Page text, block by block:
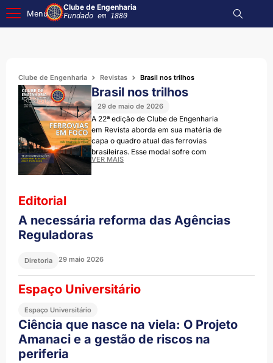
Menu
Clube de Engenharia
Fundado em 1880
Clube de Engenharia Revistas Brasil nos trilhos
Brasil nos trilhos
29 de maio de 2026
A 22ª edição de Clube de Engenharia
em Revista aborda em sua matéria de
capa o quadro atual das ferrovias
brasileiras. Esse modal sofre com
erros cometidos no passado e as
e evitá-los é o conselho dado pelo
engenheiro Paulo Augusto Vivacqua,
cujo perfil também está nesta
contribuições feitas ao país, sobretudo
Estrada de Ferro de Carajás. A revista
da entidade também aborda o legado
telecomunicações, mineração, entre
outros temas. Tenham uma ótima
leitura!
VER MAIS
Editorial
A necessária reforma das Agências
Reguladoras
Diretoria 29 maio 2026
Espaço Universitário
Espaço Universitário
Ciência que nasce na viela: O Projeto
Amanaci e a gestão de riscos na
periferia